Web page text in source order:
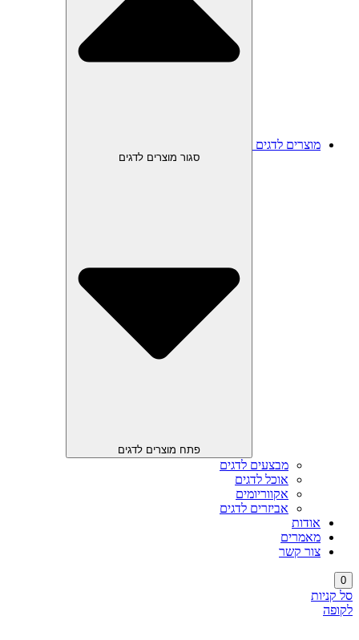
מוצרים לדגים
סגור מוצרים לדגים
פתח מוצרים לדגים
מבצעים לדגים
אוכל לדגים
אקווריומים
אביזרים לדגים
אודות
מאמרים
צור קשר
0
סל קניות
לקופה